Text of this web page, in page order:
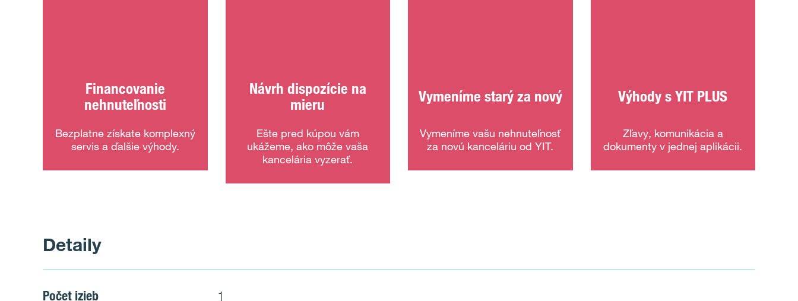
Financovanie
nehnuteľnosti
Bezplatne získate komplexný
servis a ďalšie výhody.
Návrh dispozície na
mieru
Ešte pred kúpou vám
ukážeme, ako môže vaša
kancelária vyzerať.
Vymeníme starý za nový
Vymeníme vašu nehnuteľnosť
za novú kanceláriu od YIT.
Výhody s YIT PLUS
Zľavy, komunikácia a
dokumenty v jednej aplikácii.
Detaily
Počet izieb 1